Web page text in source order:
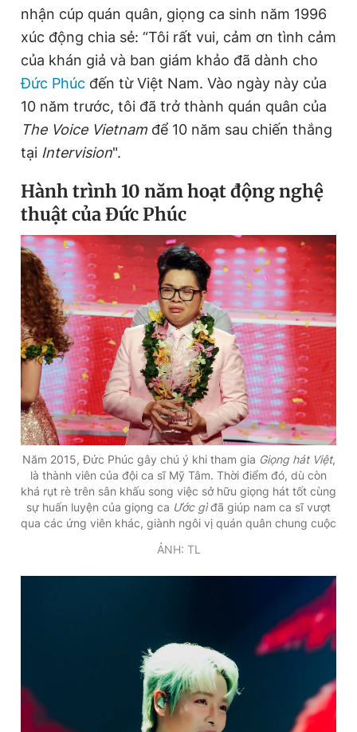
Đọc Thanh Niên trên điện thoại
Theo dõi báo trên
Hotline
0906 645 777
Liên hệ quảng cáo
0908 780 404
Đặt báo Quảng cáo RSS Tòa soạn Chính sách bảo
Tổng biên tập: Nguyễn Ngọc Toàn
Phó tổng biên tập thường trực: Hải Thành
Phó tổng biên tập: Lâm Hiếu Dũng
Phó tổng biên tập: Trần Việt Hưng
Tổng thư ký tòa soạn: Đức Trung
Giấy phép xuất bản số 110/GP - BTTTT cấp ngày 24.3.2020
© 2003-2026 Bản quyền thuộc về Báo Thanh Niên. Cấm sao
chép dưới mọi hình thức nếu không có sự chấp thuận bằng văn
bản. Phát triển bởi ePi Technologies, JSC.
nhận cúp quán quân, giọng ca sinh năm 1996
xúc động chia sẻ: “Tôi rất vui, cảm ơn tình cảm
của khán giả và ban giám khảo đã dành cho
Đức Phúc đến từ Việt Nam. Vào ngày này của
10 năm trước, tôi đã trở thành quán quân của
The Voice Vietnam để 10 năm sau chiến thắng
tại Intervision".
Hành trình 10 năm hoạt động nghệ
thuật của Đức Phúc
Năm 2015, Đức Phúc gây chú ý khi tham gia Giọng hát Việt,
là thành viên của đội ca sĩ Mỹ Tâm. Thời điểm đó, dù còn
khá rụt rè trên sân khấu song việc sở hữu giọng hát tốt cùng
sự huấn luyện của giọng ca Ước gìđã giúp nam ca sĩ vượt
qua các ứng viên khác, giành ngôi vị quán quân chung cuộc
ẢNH: TL